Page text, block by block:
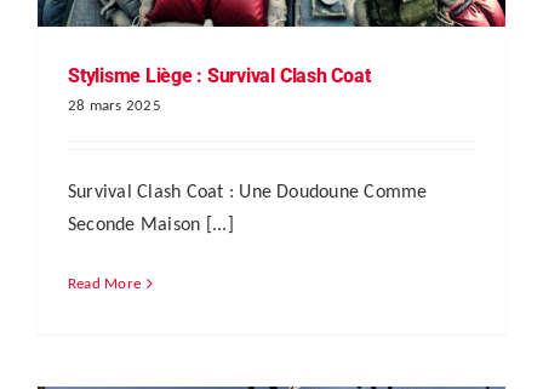
Stylisme Liège : Survival Clash Coat
28 mars 2025
Survival Clash Coat : Une Doudoune Comme
Seconde Maison [...]
Read More